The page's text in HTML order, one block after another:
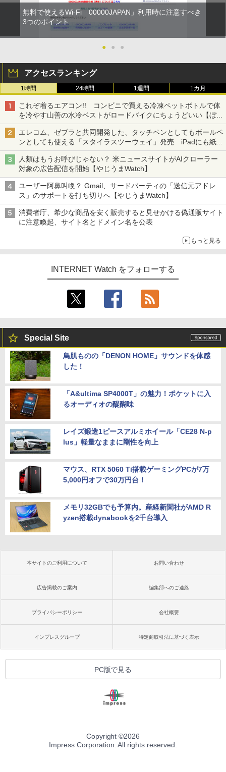
無料で使えるWi-Fi「00000JAPAN」利用時に注意すべき
3つのポイント
● ● ●
アクセスランキング
1時間 24時間 1週間 1カ月
これぞ着るエアコン!! コンビニで買える冷凍ペットボトルで体
を冷やす山善の水冷ベストがロードバイクにちょうどいい【ぼっ
ち・ざ・ろーど！その14】【空いた時間でなにしてる？】
エレコム、ゼブラと共同開発した、タッチペンとしてもボールペ
ンとしても使える「スタイラスツーウェイ」発売 iPadにも紙に
も、持ち替えずに書き込める
人類はもうお呼びじゃない？ 米ニュースサイトがAIクローラー
対象の広告配信を開始【やじうまWatch】
ユーザー阿鼻叫喚？ Gmail、サードパーティの「送信元アドレ
ス」のサポートを打ち切りへ【やじうまWatch】
消費者庁、希少な商品を安く販売すると見せかける偽通販サイト
に注意喚起、サイト名とドメイン名を公表
もっと見る
INTERNET Watch をフォローする
Special Site
鳥肌ものの「DENON HOME」サウンドを体感
した！
「A&ultima SP4000T」の魅力！ポケットに入
るオーディオの醍醐味
レイズ鍛造1ピースアルミホイール「CE28 N-p
lus」軽量なままに剛性を向上
マウス、RTX 5060 Ti搭載ゲーミングPCが7万
5,000円オフで30万円台！
メモリ32GBでも予算内。産経新聞社がAMD R
yzen搭載dynabookを2千台導入
本サイトのご利用について お問い合わせ
広告掲載のご案内 編集部へのご連絡
プライバシーポリシー 会社概要
インプレスグループ 特定商取引法に基づく表示
PC版で見る
Copyright ©2026
Impress Corporation. All rights reserved.